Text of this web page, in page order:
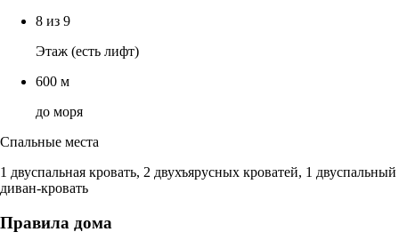
8 из 9
Этаж (есть лифт)
600 м
до моря
Спальные места
1 двуспальная кровать, 2 двухъярусных кроватей, 1 двуспальный
диван-кровать
Правила дома